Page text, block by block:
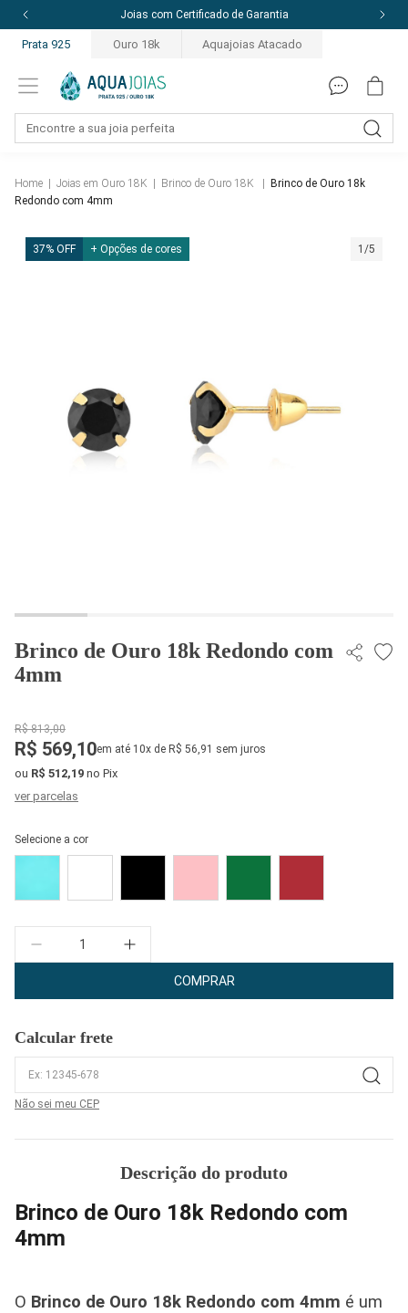
de Garantia 10% off com o cupom:
Prata 925 Ouro 18k Aquajoias Atacado
Home Joias em Ouro 18K Brinco de Ouro 18K
Brinco de Ouro 18k
Redondo com 4mm
37% OFF + Opções de cores 1/5
Brinco de Ouro 18k Redondo com
4mm
R$ 813,00
R$ 569,10em até 10x de R$ 56,91 sem juros
ou R$ 512,19 no Pix
ver parcelas
Selecione a cor
Quantidade
COMPRAR
Calcular frete
Não sei meu CEP
Descrição do produto
Brinco de Ouro 18k Redondo com
4mm
O Brinco de Ouro 18k Redondo com 4mm é um